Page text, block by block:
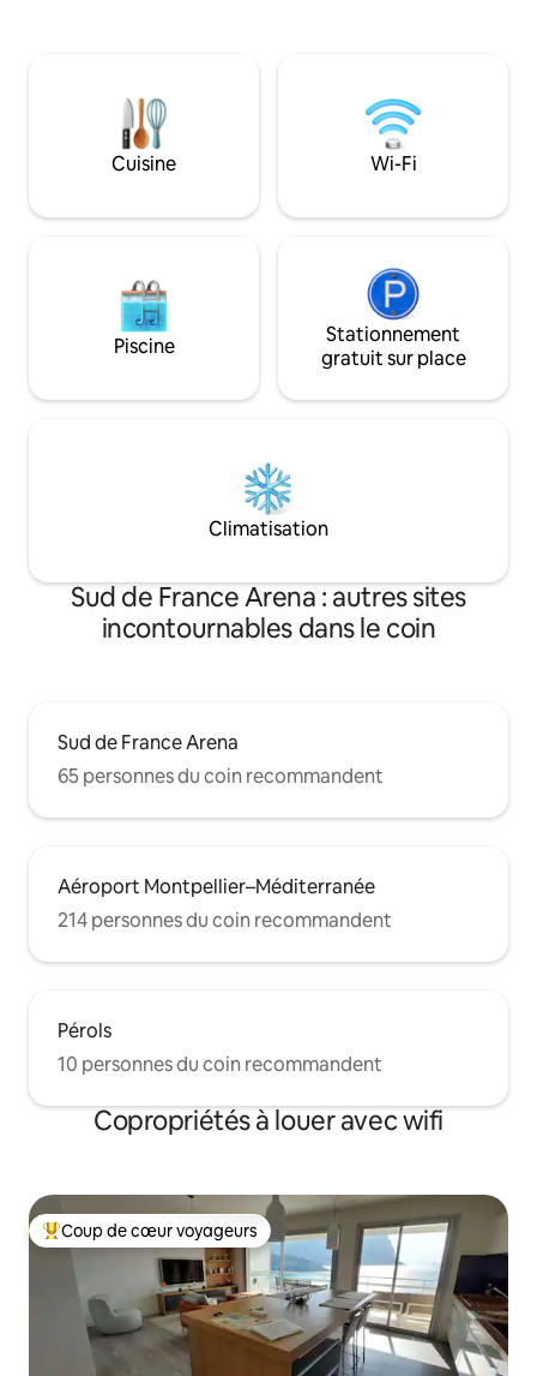
campagne et un véhicule est nécessaire.
médiéval
Pont d'Arc, 30km
Cuisine Wi-Fi
Piscine
Stationnement
gratuit sur place
Climatisation
Sud de France Arena : autres sites
incontournables dans le coin
Sud de France Arena
65 personnes du coin recommandent
Aéroport Montpellier–Méditerranée
214 personnes du coin recommandent
Pérols
10 personnes du coin recommandent
Copropriétés à louer avec wifi
Coup de cœur voyageurs parmi les plus aimés
Coup de cœur voyageurs